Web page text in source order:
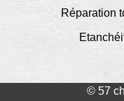
Réparation
© 57